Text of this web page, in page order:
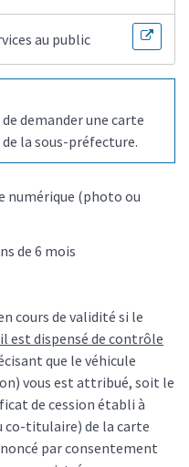
au public
demander une carte
la sous-préfecture.
numérique (photo ou
de 6 mois
cours de validité si le
est dispensé de contrôle
que le véhicule
vous est attribué, soit le
de cession établi à
titulaire) de la carte
par consentement